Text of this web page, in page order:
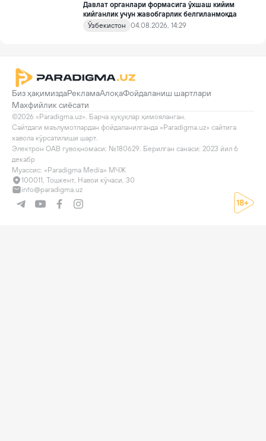
Давлат органлари формасига ўхшаш кийим
кийганлик учун жавобгарлик белгиланмоқда
Ўзбекистон
04.08.2026, 14:29
Биз ҳақимиздаРекламаАлоқаФойдаланиш шартлари
Махфийлик сиёсати
©2026 «Paradigma.uz». Барча ҳуқуқлар ҳимояланган.
Сайтдаги маълумотлардан фойдаланилганда «Paradigma.uz» сайтига
хавола кўрсатилиши шарт.
Электрон ОАВ гувоҳномаси: №180629. Берилган санаси: 2023 йил 6
декабр
Муассис: «Paradigma Media» МЧЖ
100011, Тошкент, Навои кўчаси, 30
info@paradigma.uz